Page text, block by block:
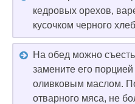
кедровых орехов,
кусочком черного
На обед можно
замените его
оливковым маслом.
отварного мяса, не